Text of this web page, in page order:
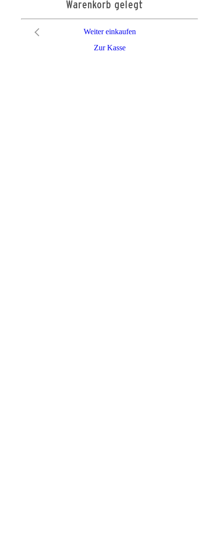
Warenkorb gelegt
Zur Kasse
Weiter einkaufen